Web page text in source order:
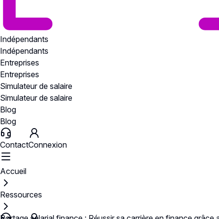
Indépendants
Indépendants
Entreprises
Entreprises
Simulateur de salaire
Simulateur de salaire
Blog
Blog
ContactConnexion
Accueil
Ressources